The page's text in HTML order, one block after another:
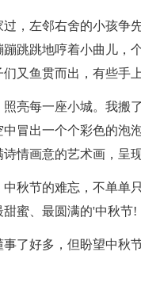
，左邻右舍的小孩争
跳跳地哼着小曲儿，
又鱼贯而出，有些手
亮每一座小城。我搬
冒出一个个彩色的泡
情画意的艺术画，呈
秋节的难忘，不单单
蜜、最圆满的'中秋节!
了好多，但盼望中秋